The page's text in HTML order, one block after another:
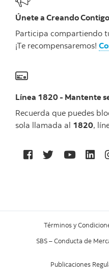
Únete a Creando Contigo
Participa compartiendo
¡Te recompensaremos!
Línea 1820 - Mantente
Recuerda que puedes
sola llamada al 1820,
Términos y
SBS – Conducta de
Publicaciones